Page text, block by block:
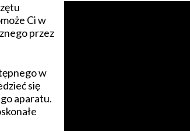
Ci w
przez
w
się
aparatu.